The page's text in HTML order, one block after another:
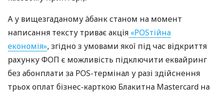
А у вищезгаданому àбанк станом на момент
написання тексту триває акція «POSтійна
економія», згідно з умовами якої під час відкриття
рахунку ФОП є можливість підключити еквайринг
без абонплати за POS-термінал у разі здійснення
трьох оплат бізнес-карткою Блакитна Mastercard на